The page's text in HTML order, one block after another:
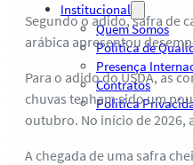
Institucional
Quem Somos
Política de
Presença
Contratos
Política
Segundo o adido, safra de
arábica apresentou
Para o adido do USDA, as
chuvas tenham sido um
outubro. No início de 2026,
A chegada de uma safra